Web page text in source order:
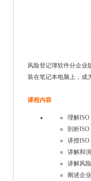
风险登记簿软件分企业
装在笔记本电脑上，成
课程内容
理解ISO
剖析ISO
讲授ISO
讲解和
讲解风
阐述企